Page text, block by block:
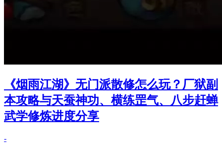
《烟雨江湖》无门派散修怎么玩？厂狱副
本攻略与天蚕神功、横练罡气、八步赶蝉
武学修炼进度分享
-